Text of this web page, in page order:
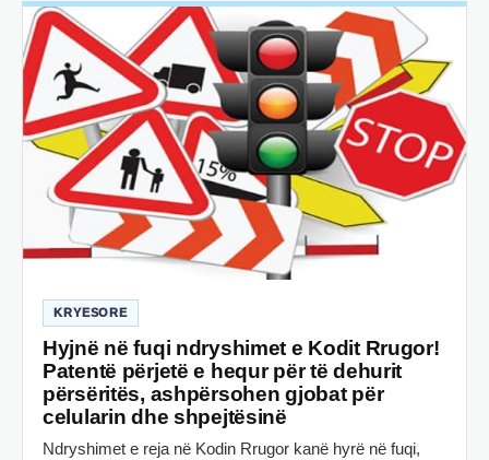
KRYESORE
Hyjnë në fuqi ndryshimet e Kodit Rrugor!
Patentë përjetë e hequr për të dehurit
përsëritës, ashpërsohen gjobat për
celularin dhe shpejtësinë
Ndryshimet e reja në Kodin Rrugor kanë hyrë në fuqi,